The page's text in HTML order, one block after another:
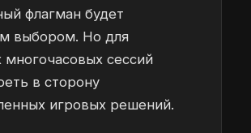
флагман будет
выбором. Но для
сессий
в сторону
игровых решений.